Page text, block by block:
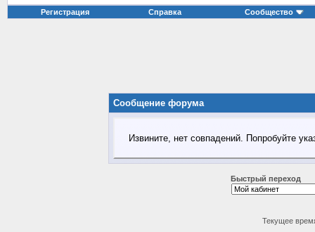
Регистрация Справка Сообщество
Сообщение форума
Извините, нет совпадений. Попробуйте
Быстрый переход
Текущее